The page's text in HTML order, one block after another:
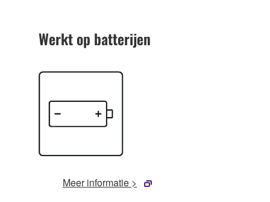
Werkt op batterijen
Meer informatie >